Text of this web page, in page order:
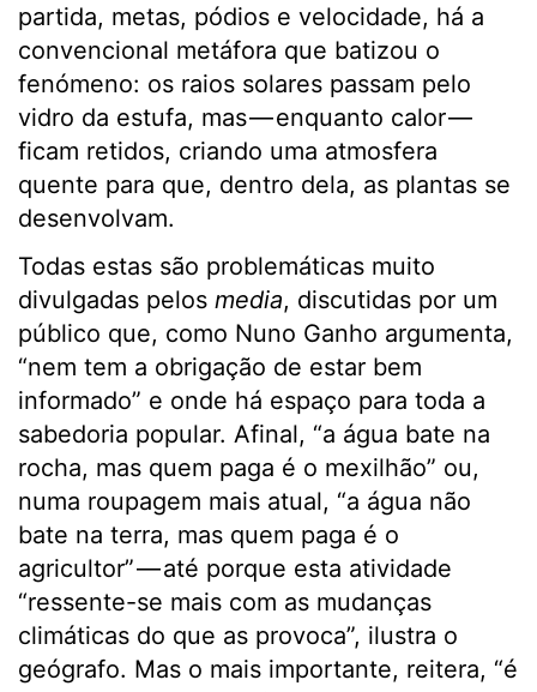
partida, metas, pódios e velocidade, há a
convencional metáfora que batizou o
fenómeno: os raios solares passam pelo
vidro da estufa, mas — enquanto calor —
ficam retidos, criando uma atmosfera
quente para que, dentro dela, as plantas se
desenvolvam.
Todas estas são problemáticas muito
divulgadas pelos media, discutidas por um
público que, como Nuno Ganho argumenta,
“nem tem a obrigação de estar bem
informado” e onde há espaço para toda a
sabedoria popular. Afinal, “a água bate na
rocha, mas quem paga é o mexilhão” ou,
numa roupagem mais atual, “a água não
bate na terra, mas quem paga é o
agricultor” — até porque esta atividade
“ressente-se mais com as mudanças
climáticas do que as provoca”, ilustra o
geógrafo. Mas o mais importante, reitera, “é